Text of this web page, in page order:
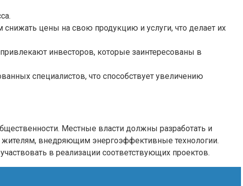
цены на свою продукцию и услуги, что делает их
инвесторов, которые заинтересованы в
специалистов, что способствует увеличению
Местные власти должны разработать и
внедряющим энергоэффективные технологии.
в реализации соответствующих проектов.